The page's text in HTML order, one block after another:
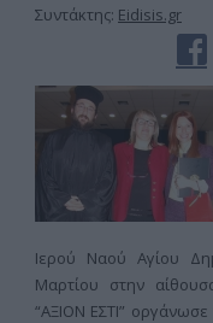
Συντάκτης: Eidisis.gr
Ιερού Ναού Αγίου
Μαρτίου στην
“ΑΞΙΟΝ ΕΣΤΙ”